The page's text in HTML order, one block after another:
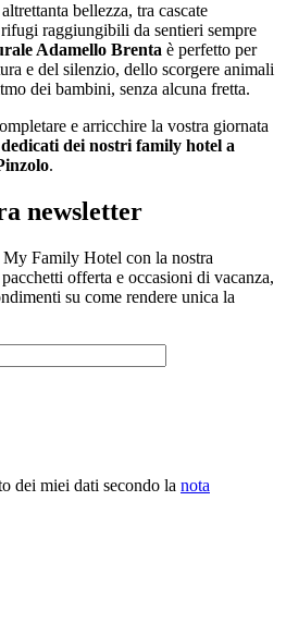
bellezza, tra cascate
raggiungibili da sentieri sempre
Adamello Brenta è perfetto per
e del silenzio, dello scorgere animali
dei bambini, senza alcuna fretta.
e arricchire la vostra giornata
dei nostri family hotel a
.
newsletter
Family Hotel con la nostra
offerta e occasioni di vacanza,
su come rendere unica la
dei miei dati secondo la nota